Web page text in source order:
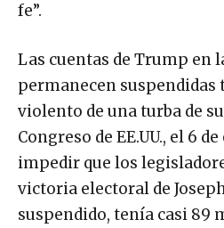
fe”.
Las cuentas de Trump en
permanecen suspendidas
violento de una turba de
Congreso de EE.UU., el 6
impedir que los
victoria electoral de
suspendido, tenía casi 89